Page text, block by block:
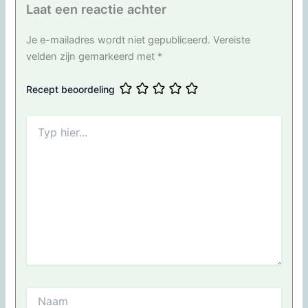
Laat een reactie achter
Je e-mailadres wordt niet gepubliceerd. Vereiste
velden zijn gemarkeerd met *
Recept beoordeling
hier...